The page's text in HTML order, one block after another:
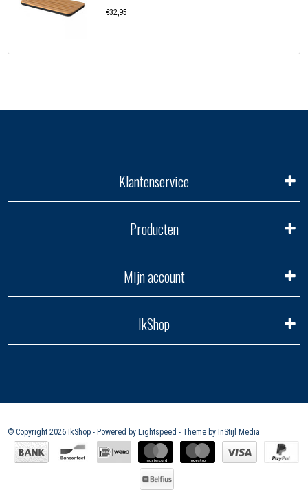
€32,95
Klantenservice
Producten
Mijn account
IkShop
© Copyright 2026 IkShop - Powered by Lightspeed - Theme by InStijl Media